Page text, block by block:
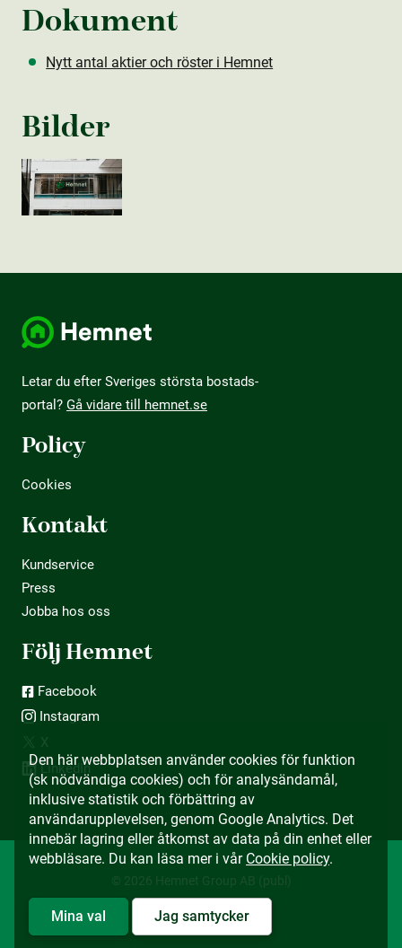
Dokument
Nytt antal aktie­r och röster i Hemnet
Bilder
Letar du efter Sveriges största bostads­
portal? Gå vidare till hemnet.se
Policy
Cookies
Kontakt
Kundservice
Press
Jobba hos oss
Följ Hemnet
Facebook
Instagram
X
LinkedIn
© 2026 Hemnet Group AB (publ)
Den här webbplatsen använder cookies för funktion
(sk nödvändiga cookies) och för analysändamål,
inklusive statistik och förbättring av
användarupplevelsen, genom Google Analytics. Det
innebär lagring eller åtkomst av data på din enhet eller
webbläsare. Du kan läsa mer i vår Cookie policy.
Mina val Jag samtycker